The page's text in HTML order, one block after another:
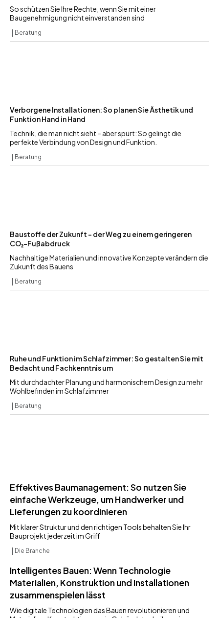
So schützen Sie Ihre Rechte, wenn Sie mit einer
Baugenehmigung nicht einverstanden sind
Beratung
Verborgene Installationen: So planen Sie Ästhetik und
Funktion Hand in Hand
Technik, die man nicht sieht – aber spürt: So gelingt die
perfekte Verbindung von Design und Funktion.
Beratung
Baustoffe der Zukunft – der Weg zu einem geringeren
CO₂-Fußabdruck
Nachhaltige Materialien und innovative Konzepte verändern die
Zukunft des Bauens
Beratung
Ruhe und Funktion im Schlafzimmer: So gestalten Sie mit
Bedacht und Fachkenntnis um
Mit durchdachter Planung und harmonischem Design zu mehr
Wohlbefinden im Schlafzimmer
Beratung
Effektives Baumanagement: So nutzen Sie
einfache Werkzeuge, um Handwerker und
Lieferungen zu koordinieren
Mit klarer Struktur und den richtigen Tools behalten Sie Ihr
Bauprojekt jederzeit im Griff
Die Branche
Intelligentes Bauen: Wenn Technologie
Materialien, Konstruktion und Installationen
zusammenspielen lässt
Wie digitale Technologien das Bauen revolutionieren und